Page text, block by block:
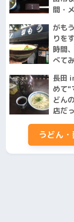
間・
がも
りを
時間
べて
長田
めて"
どん
店だ
うどん